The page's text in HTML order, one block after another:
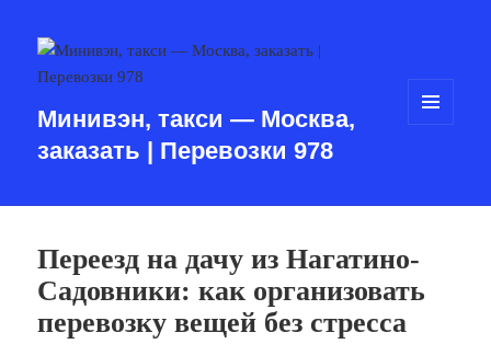
Минивэн, такси — Москва,
заказать | Перевозки 978
Переезд на дачу из Нагатино-
Садовники: как организовать
перевозку вещей без стресса